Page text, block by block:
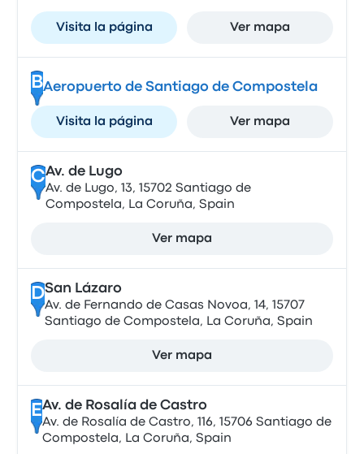
Visita la página Ver mapa
BAeropuerto de Santiago de Compostela
Visita la página Ver mapa
CAv. de Lugo
Av. de Lugo, 13, 15702 Santiago de
Compostela, La Coruña, Spain
Ver mapa
DSan Lázaro
Av. de Fernando de Casas Novoa, 14, 15707
Santiago de Compostela, La Coruña, Spain
Ver mapa
EAv. de Rosalía de Castro
Av. de Rosalía de Castro, 116, 15706 Santiago de
Compostela, La Coruña, Spain